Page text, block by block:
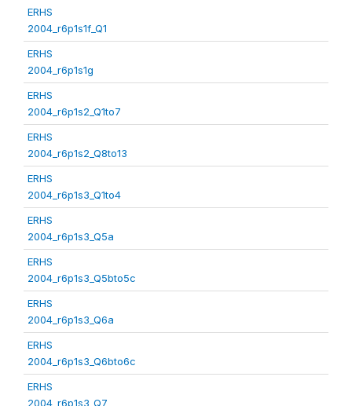
ERHS
2004_r6p1s1f_Q1
ERHS
2004_r6p1s1g
ERHS
2004_r6p1s2_Q1to7
ERHS
2004_r6p1s2_Q8to13
ERHS
2004_r6p1s3_Q1to4
ERHS
2004_r6p1s3_Q5a
ERHS
2004_r6p1s3_Q5bto5c
ERHS
2004_r6p1s3_Q6a
ERHS
2004_r6p1s3_Q6bto6c
ERHS
2004_r6p1s3_Q7